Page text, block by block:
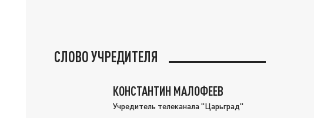
СЛОВО УЧРЕДИТЕЛЯ
КОНСТАНТИН МАЛОФЕЕВ
Учредитель телеканала "Царьград"